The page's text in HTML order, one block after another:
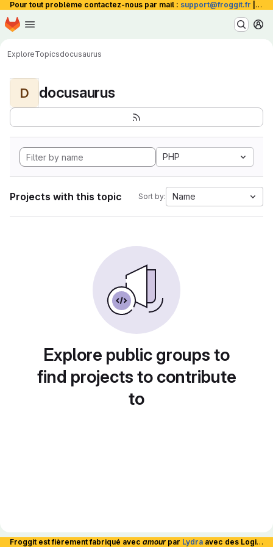
Pour tout problème contactez-nous par mail : support@froggit.fr La
Skip to main content
Homepage
ExploreTopicsdocusaurus
D docusaurus
PHP
Projects with this topic Sort by: Name
Explore public groups to
find projects to contribute
to
Froggit est fièrement fabriqué avec amour par Lydra avec des Logiciels Libres et hébergé en